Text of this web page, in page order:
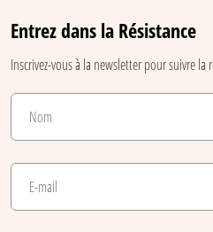
Entrez dans la Résistance
Inscrivez-vous à la newsletter pour suivre la